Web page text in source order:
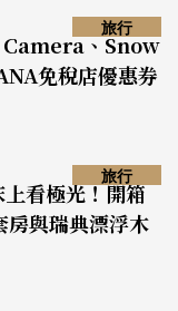
Camera、Snow
免稅店優惠券
旅行
看極光！開箱
房與瑞典漂浮木
旅行